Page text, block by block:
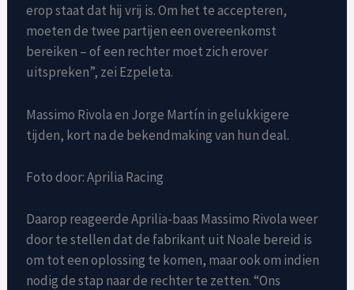
erop staat dat hij vrij is. Om het te accepteren,
moeten de twee partijen een overeenkomst
bereiken – of een rechter moet zich erover
uitspreken”, zei Ezpeleta.
Massimo Rivola en Jorge Martín in gelukkigere
tijden, kort na de bekendmaking van hun deal.
Foto door: Aprilia Racing
Daarop reageerde Aprilia-baas Massimo Rivola weer
door te stellen dat de fabrikant uit Noale bereid is
om tot een oplossing te komen, maar ook om indien
nodig de stap naar de rechter te zetten. “Ons